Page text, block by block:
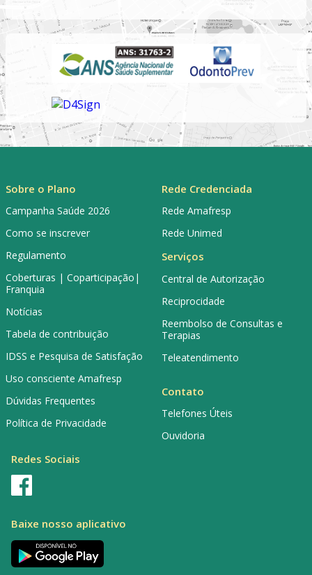
Sobre o Plano
Campanha Saúde 2026
Como se inscrever
Regulamento
Coberturas | Coparticipação|
Franquia
Notícias
Tabela de contribuição
IDSS e Pesquisa de Satisfação
Uso consciente Amafresp
Dúvidas Frequentes
Política de Privacidade
Rede Credenciada
Rede Amafresp
Rede Unimed
Serviços
Central de Autorização
Reciprocidade
Reembolso de Consultas e
Terapias
Teleatendimento
Contato
Telefones Úteis
Ouvidoria
Redes Sociais
Baixe nosso aplicativo